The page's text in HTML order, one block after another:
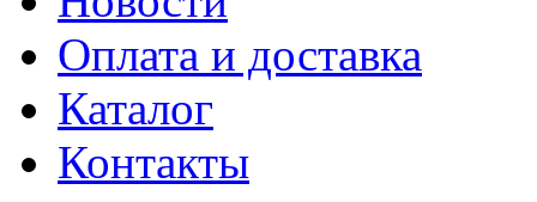
Оплата и доставка
Каталог
Контакты